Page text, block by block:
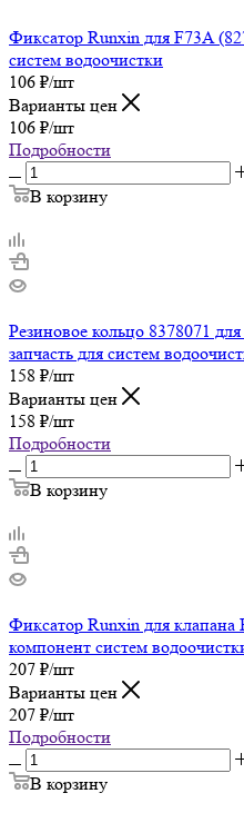
Фиксатор Runxin для F73A
систем водоочистки
106 ₽/шт
Варианты цен
106 ₽/шт
Подробности
В корзину
Резиновое кольцо 8378071
запчасть для систем
158 ₽/шт
Варианты цен
158 ₽/шт
Подробности
В корзину
Фиксатор Runxin для
компонент систем
207 ₽/шт
Варианты цен
207 ₽/шт
Подробности
В корзину